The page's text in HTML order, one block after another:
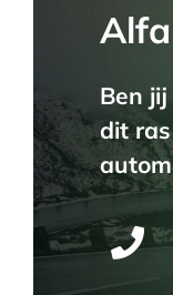
Ben
dit